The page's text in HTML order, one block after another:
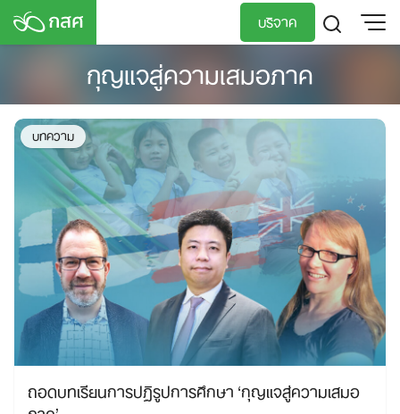
Skip
content
บริจาค
TH
กุญแจสู่ความเสมอภาค
บทความ
ถอดบทเรียนการปฏิรูปการศึกษา ‘กุญแจสู่ความเสมอ